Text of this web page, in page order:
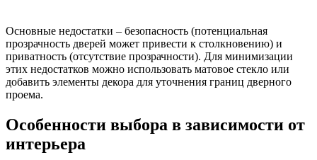
Основные недостатки – безопасность (потенциальная
прозрачность дверей может привести к столкновению) и
приватность (отсутствие прозрачности). Для минимизации
этих недостатков можно использовать матовое стекло или
добавить элементы декора для уточнения границ дверного
проема.
Особенности выбора в зависимости от
интерьера